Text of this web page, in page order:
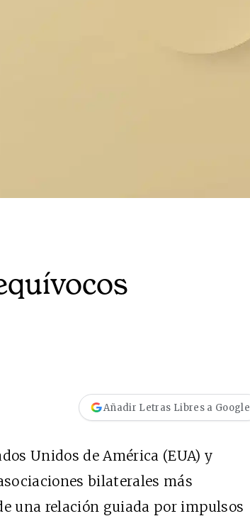
Añadir Letras Libres a Google
Unidos de América (EUA) y
bilaterales más
una relación guiada por impulsos